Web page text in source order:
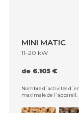
MINI MATIC
11-20 kW
de 6.105 €
Nombre d`activités
maximale de l`appareil.